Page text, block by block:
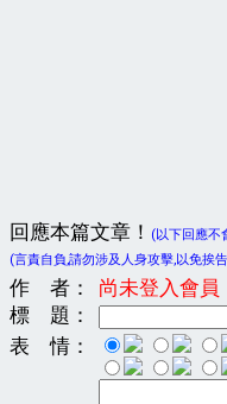
回應本篇文章！
(以下回應不
(言責自負,請勿涉及人身攻擊,以免挨
作 者：
尚未登入會員
標 題：
表 情：